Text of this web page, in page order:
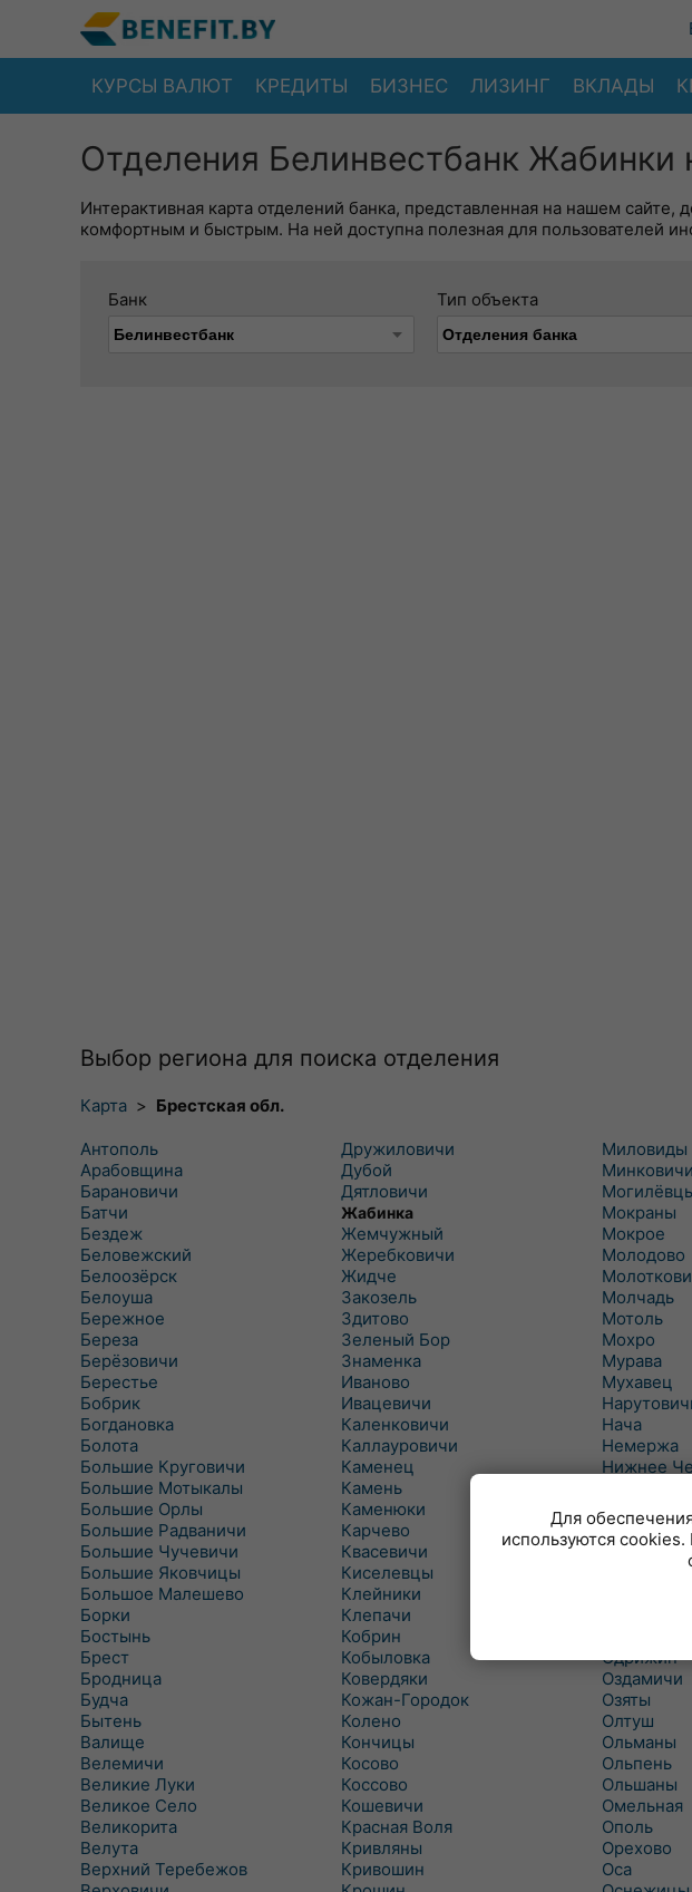
КУРСЫ ВАЛЮТ КРЕДИТЫ БИЗНЕС ЛИЗИНГ ВКЛАДЫ
Отделения Белинвестбанк Жабинки
Интерактивная карта отделений банка, представленная на нашем
комфортным и быстрым. На ней доступна полезная для пользователей
Банк Тип объекта
Выбор региона для поиска отделения
Карта > Брестская обл.
Антополь
Арабовщина
Барановичи
Батчи
Бездеж
Беловежский
Белоозёрск
Белоуша
Бережное
Береза
Берёзовичи
Берестье
Бобрик
Богдановка
Болота
Большие Круговичи
Большие Мотыкалы
Большие Орлы
Большие Радваничи
Большие Чучевичи
Большие Яковчицы
Большое Малешево
Борки
Бостынь
Брест
Бродница
Будча
Бытень
Валище
Велемичи
Великие Луки
Великое Село
Великорита
Велута
Верхний Теребежов
Дружиловичи
Дубой
Дятловичи
Жабинка
Жемчужный
Жеребковичи
Жидче
Закозель
Здитово
Зеленый Бор
Знаменка
Иваново
Ивацевичи
Каленковичи
Каллауровичи
Каменец
Камень
Каменюки
Карчево
Квасевичи
Киселевцы
Клейники
Клепачи
Кобрин
Кобыловка
Ковердяки
Кожан-Городок
Колено
Кончицы
Косово
Коссово
Кошевичи
Красная Воля
Кривляны
Кривошин
Миловиды
Минковичи
Мокраны
Мокрое
Молодово
Молчадь
Мотоль
Мохро
Мурава
Мухавец
Нача
Немержа
Нижнее
Новоселки
Новые
Новые
Одрижин
Оздамичи
Озяты
Олтуш
Ольманы
Ольпень
Ольшаны
Омельная
Ополь
Орехово
Оса
Для
используются